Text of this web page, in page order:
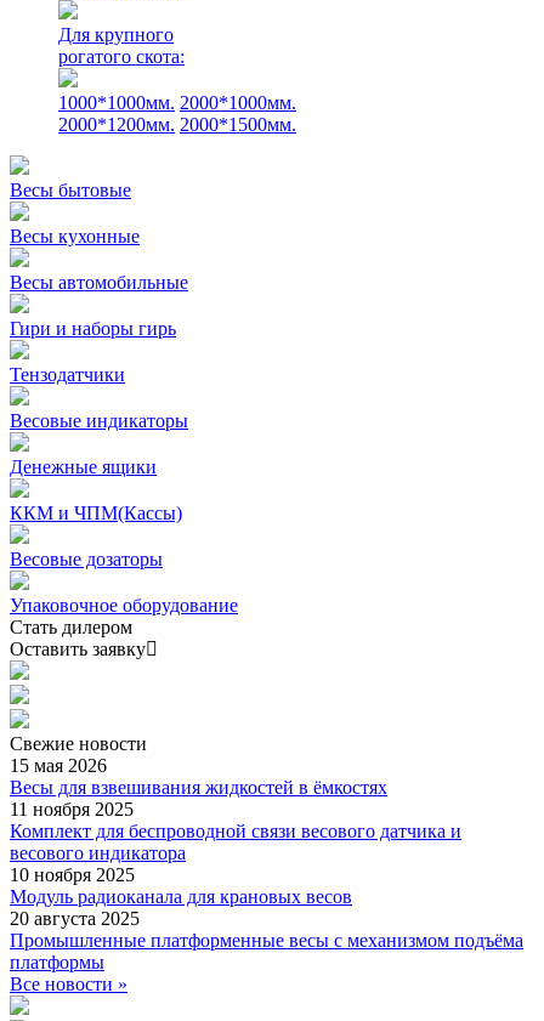
Для крупного
рогатого скота:
1000*1000мм. 2000*1000мм.
2000*1200мм. 2000*1500мм.
Весы бытовые
Весы кухонные
Весы автомобильные
Гири и наборы гирь
Тензодатчики
Весовые индикаторы
Денежные ящики
ККМ и ЧПМ(Кассы)
Весовые дозаторы
Упаковочное оборудование
Стать дилером
Оставить заявку
Свежие новости
15 мая 2026
Весы для взвешивания жидкостей в ёмкостях
11 ноября 2025
Комплект для беспроводной связи весового датчика и
весового индикатора
10 ноября 2025
Модуль радиоканала для крановых весов
20 августа 2025
Промышленные платформенные весы с механизмом подъёма
платформы
Все новости »